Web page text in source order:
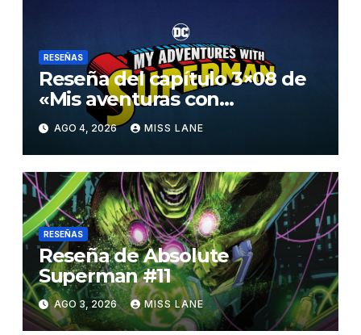
RESEÑAS
Reseña del capítulo 3×08 de
«Mis aventuras con
Superman»
AGO 4, 2026 MISS LANE
RESEÑAS
Reseña de Absolute
Superman #11
AGO 3, 2026 MISS LANE